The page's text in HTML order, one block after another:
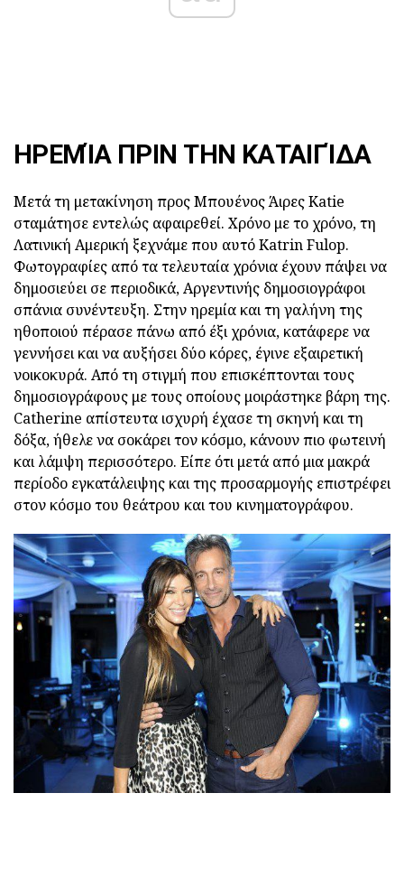
ΗΡΕΜΊΑ ΠΡΙΝ ΤΗΝ ΚΑΤΑΙΓΊΔΑ
Μετά τη μετακίνηση προς Μπουένος Άιρες Katie
σταμάτησε εντελώς αφαιρεθεί. Χρόνο με το χρόνο, τη
Λατινική Αμερική ξεχνάμε που αυτό Katrin Fulop.
Φωτογραφίες από τα τελευταία χρόνια έχουν πάψει να
δημοσιεύει σε περιοδικά, Αργεντινής δημοσιογράφοι
σπάνια συνέντευξη. Στην ηρεμία και τη γαλήνη της
ηθοποιού πέρασε πάνω από έξι χρόνια, κατάφερε να
γεννήσει και να αυξήσει δύο κόρες, έγινε εξαιρετική
νοικοκυρά. Από τη στιγμή που επισκέπτονται τους
δημοσιογράφους με τους οποίους μοιράστηκε βάρη της.
Catherine απίστευτα ισχυρή έχασε τη σκηνή και τη
δόξα, ήθελε να σοκάρει τον κόσμο, κάνουν πιο φωτεινή
και λάμψη περισσότερο. Είπε ότι μετά από μια μακρά
περίοδο εγκατάλειψης και της προσαρμογής επιστρέφει
στον κόσμο του θεάτρου και του κινηματογράφου.